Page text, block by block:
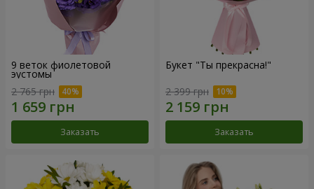
9 веток фиолетовой
эустомы
2 765 грн
Заказать
Букет "Ты прекрасна!"
2 399 грн
Заказать